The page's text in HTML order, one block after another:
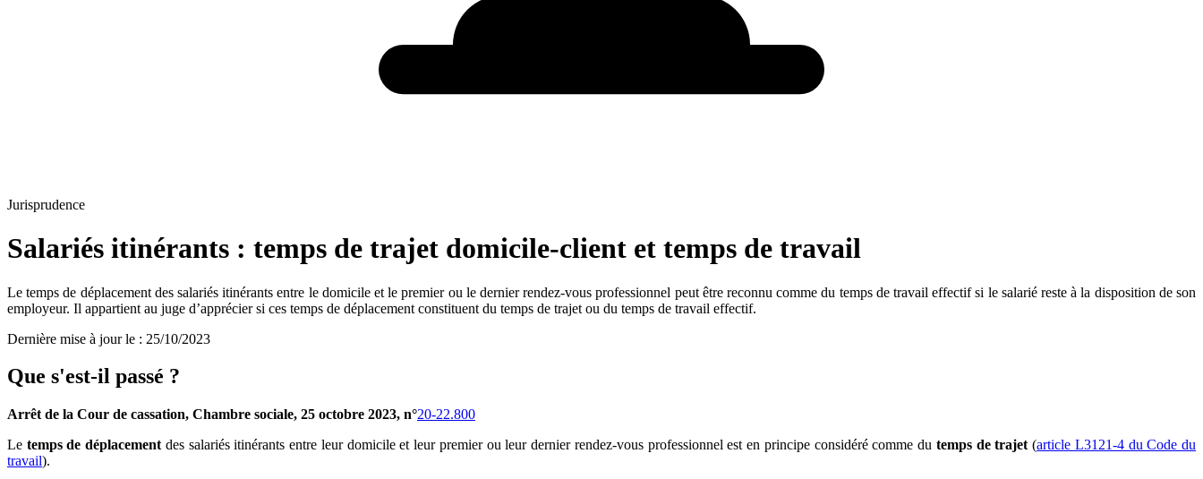
Jurisprudence
Salariés itinérants : temps de trajet domicile-client et temps de travail
Le temps de déplacement des salariés itinérants entre le domicile et le premier ou le dernier rendez-vous professionnel peut être reconnu comme du temps de travail effectif si le salarié reste à la disposition de son
employeur. Il appartient au juge d’apprécier si ces temps de déplacement constituent du temps de trajet ou du temps de travail effectif.
Dernière mise à jour le : 25/10/2023
Que s'est-il passé ?
Arrêt de la Cour de cassation, Chambre sociale, 25 octobre 2023, n°20-22.800
Le temps de déplacement des salariés itinérants entre leur domicile et leur premier ou leur dernier rendez-vous professionnel est en principe considéré comme du temps de trajet (article L3121-4 du Code du
travail).